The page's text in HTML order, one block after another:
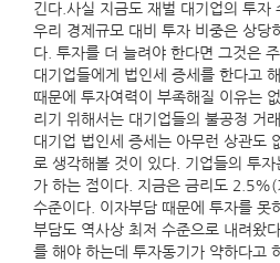
긴다.사실 지금도 재벌 대기업의 투자
우리 경제규모 대비 투자 비중은 상당
다. 투자를 더 늘려야 한다면 그것은
대기업들에게 법인세 증세를 한다고
때문에 투자여력이 부족해질 이유는
리기 위해서는 대기업들의 불공정 거
대기업 법인세 증세는 아무런 상관도
로 생각해볼 것이 있다. 기업들의 투
가 하는 점이다. 지금은 금리도
수준이다. 이자부담 때문에 투자를 못
부담도 역사상 최저 수준으로 내려왔
를 해야 하는데 투자동기가 약하다고